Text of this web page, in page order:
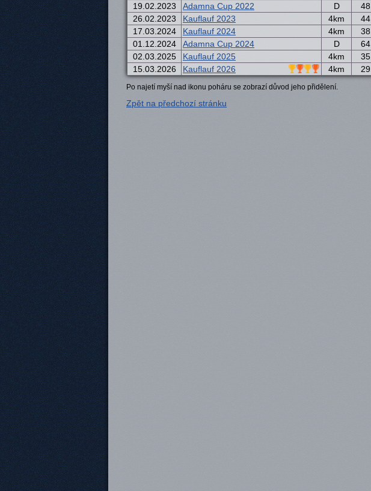
19.02.2023
Adamna Cup 2022 D 48.
26.02.2023
Kauflauf 2023 4km 44.
17.03.2024
Kauflauf 2024 4km 38.
01.12.2024
Adamna Cup 2024 D 64.
02.03.2025
Kauflauf 2025 4km 35.
15.03.2026
Kauflauf 2026 4km 29.
Po najetí myší nad ikonu poháru se zobrazí důvod jeho přidělení.
Zpět na předchozí stránku